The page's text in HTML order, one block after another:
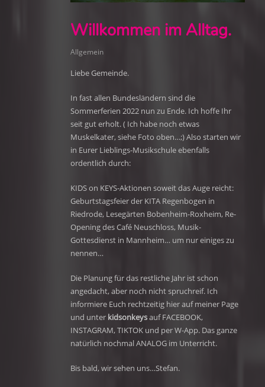
Willkommen im Alltag.
Allgemein
Liebe Gemeinde.
In fast allen Bundesländern sind die
Sommerferien 2022 nun zu Ende. Ich hoffe Ihr
seit gut erholt. ( Ich habe noch etwas
Muskelkater, siehe Foto oben…;) Also starten wir
in Eurer Lieblings-Musikschule ebenfalls
ordentlich durch:
KIDS on KEYS-Aktionen soweit das Auge reicht:
Geburtstagsfeier der KITA Regenbogen in
Riedrode, Lesegärten Bobenheim-Roxheim, Re-
Opening des Café Neuschloss, Musik-
Gottesdienst in Mannheim… um nur einiges zu
nennen…
Die Planung für das restliche Jahr ist schon
angedacht, aber noch nicht spruchreif. Ich
informiere Euch rechtzeitig hier auf meiner Page
und unter kidsonkeysauf FACEBOOK,
INSTAGRAM, TIKTOK und per W-App. Das ganze
natürlich nochmal ANALOG im Unterricht.
Bis bald, wir sehen uns…Stefan.